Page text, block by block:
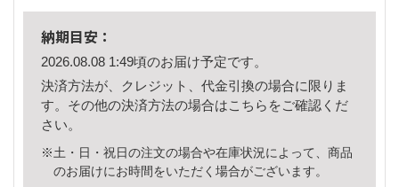
納期目安：
2026.08.08 1:49頃のお届け予定です。
決済方法が、クレジット、代金引換の場合に限りま
す。その他の決済方法の場合はこちら をご確認くだ
さい。
※土・日・祝日の注文の場合や在庫状況によって、商品
のお届けにお時間をいただく場合がございます。